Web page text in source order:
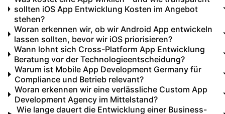
sollten iOS App Entwicklung Kosten im Angebot
stehen?
Woran erkennen wir, ob wir Android App entwickeln
lassen sollten, bevor wir iOS priorisieren?
Wann lohnt sich Cross-Platform App Entwicklung
Beratung vor der Technologieentscheidung?
Warum ist Mobile App Development Germany für
Compliance und Betrieb relevant?
Woran erkennen wir eine verlässliche Custom App
Development Agency im Mittelstand?
Wie lange dauert die Entwicklung einer Business-